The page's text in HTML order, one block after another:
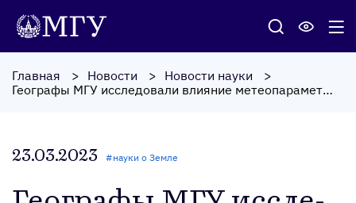
Главная Новости
Новости науки
Географы МГУ исследовали влияние метеопараметров на «остров тепла» в Москве
23.03.2023 #науки о Земле